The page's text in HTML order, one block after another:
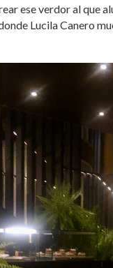
ese verdor al que
Lucila Canero